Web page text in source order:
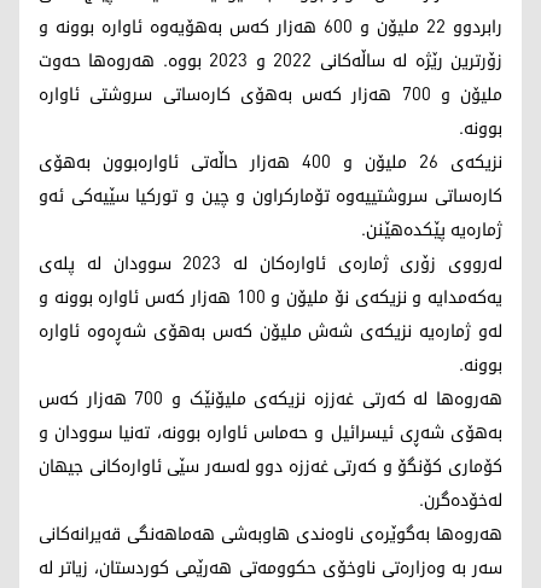
رابردوو 22 ملیۆن و 600 هەزار کەس بەهۆیەوە ئاوارە بوونە و
زۆرترین رێژە لە ساڵەکانی 2022 و 2023 بووە. هەروەها حەوت
ملیۆن و 700 هەزار کەس بەهۆی کارەساتی سروشتی ئاوارە
بوونە.
نزیکەی 26 ملیۆن و 400 هەزار حاڵەتی ئاوارەبوون بەهۆی
کارەساتی سروشتییەوە تۆمارکراون و چین و تورکیا سێیەکی ئەو
ژمارەیە پێکدەهێنن.
لەرووی زۆری ژمارەی ئاوارەکان لە 2023 سوودان لە پلەی
یەکەمدایە و نزیکەی نۆ ملیۆن و 100 هەزار کەس ئاوارە بوونە و
لەو ژمارەیە نزیکەی شەش ملیۆن کەس بەهۆی شەڕەوە ئاوارە
بوونە.
هەروەها لە کەرتی غەززە نزیکەی ملیۆنێک و 700 هەزار کەس
بەهۆی شەڕی ئیسرائیل و حەماس ئاوارە بوونە، تەنیا سوودان و
کۆماری کۆنگۆ و کەرتی غەززە دوو لەسەر سێی ئاوارەکانی جیهان
لەخۆدەگرن.
هەروەها بەگوێرەی ناوەندی هاوبەشی هەماهەنگی قەیرانەکانی
سەر بە وەزارەتی ناوخۆی حکوومەتی هەرێمی کوردستان، زیاتر لە